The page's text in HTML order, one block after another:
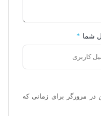
شما *
در مرورگر برای زمانی که